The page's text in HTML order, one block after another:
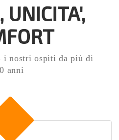
UNICITA',
i nostri ospiti da più di
anni